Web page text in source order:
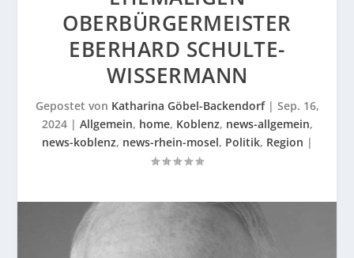
OBERBÜRGERMEISTER
EBERHARD SCHULTE-
WISSERMANN
Gepostet von Katharina Göbel-Backendorf| Sep. 16,
2024| Allgemein, home, Koblenz, news-allgemein,
news-koblenz, news-rhein-mosel, Politik, Region |